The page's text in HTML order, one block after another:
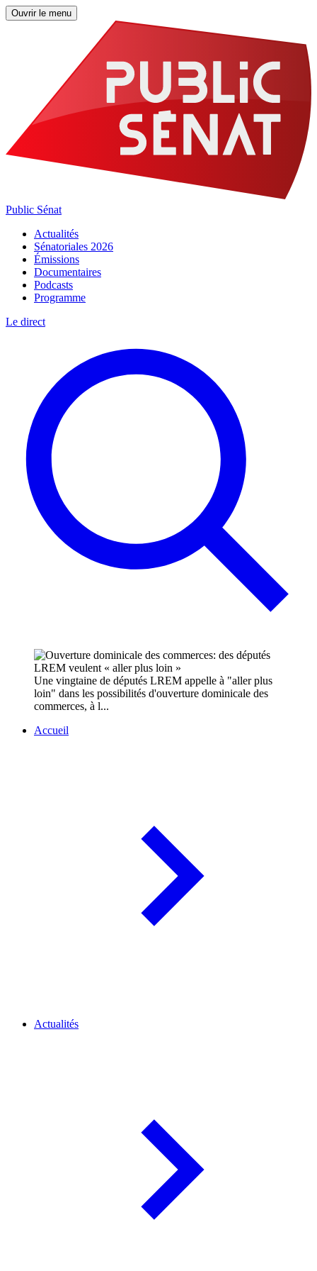
Ouvrir le menu
Public Sénat
Actualités
Sénatoriales 2026
Émissions
Documentaires
Podcasts
Programme
Le direct
Une vingtaine de députés LREM appelle à "aller plus
loin" dans les possibilités d'ouverture dominicale des
commerces, à l...
Accueil
Actualités